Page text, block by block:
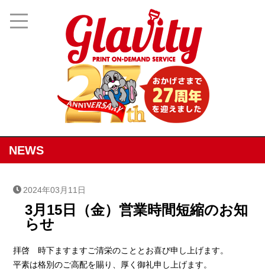
NEWS
2024年03月11日
3月15日（金）営業時間短縮のお知
らせ
拝啓 時下ますますご清栄のこととお喜び申し上げます。
平素は格別のご高配を賜り、厚く御礼申し上げます。